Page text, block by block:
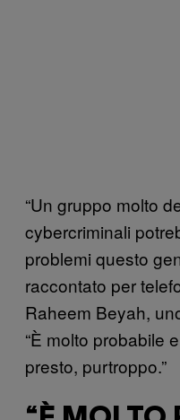
“Un gruppo molto
cybercriminali
problemi questo
raccontato per
Raheem Beyah,
“È molto probabile
presto, purtroppo.”